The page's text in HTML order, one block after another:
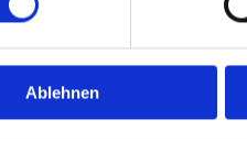
Ablehnen
Trauerkarten in Ihrem
Sie erreichen uns
ausführliches